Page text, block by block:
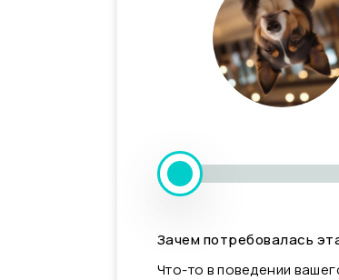
Зачем потребовалась
Что-то в поведении